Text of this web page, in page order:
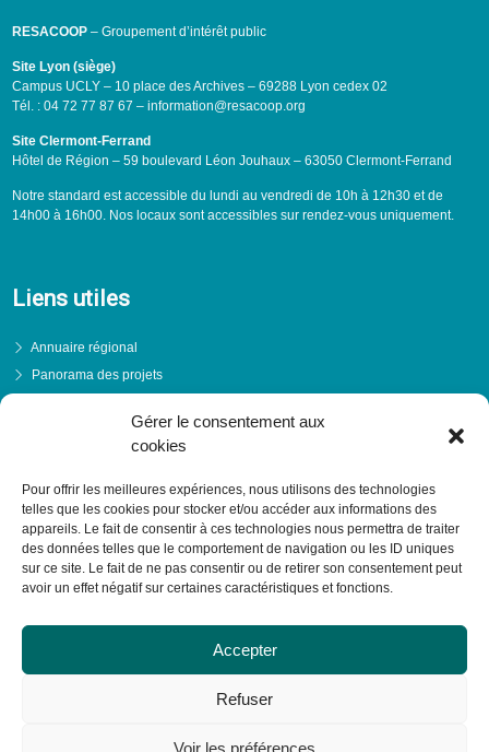
Gérer le consentement aux
cookies
Pour offrir les meilleures expériences, nous utilisons des technologies
telles que les cookies pour stocker et/ou accéder aux informations des
appareils. Le fait de consentir à ces technologies nous permettra de traiter
des données telles que le comportement de navigation ou les ID uniques
sur ce site. Le fait de ne pas consentir ou de retirer son consentement peut
avoir un effet négatif sur certaines caractéristiques et fonctions.
Accepter
Refuser
Voir les préférences
RESACOOP– Groupement d’intérêt public
Site Lyon (siège)
Campus UCLY – 10 place des Archives – 69288 Lyon cedex 02
Tél. : 04 72 77 87 67 – information@resacoop.org
Site Clermont-Ferrand
Hôtel de Région – 59 boulevard Léon Jouhaux – 63050 Clermont-Ferrand
Notre standard est accessible du lundi au vendredi de 10h à 12h30 et de
14h00 à 16h00. Nos locaux sont accessibles sur rendez-vous uniquement.
Liens utiles
Annuaire régional
Panorama des projets